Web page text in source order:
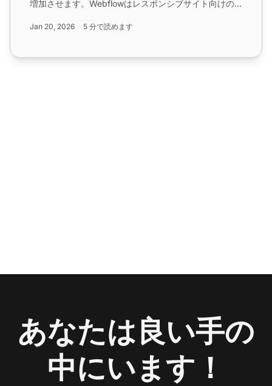
増加させます。Webflowはレスポンシブサイト向けの
ャットウィジェットを簡単に追加でき、エンゲージメン
Jan 20, 2026 5 分で読めます
あなたは良い手の
中にいます！